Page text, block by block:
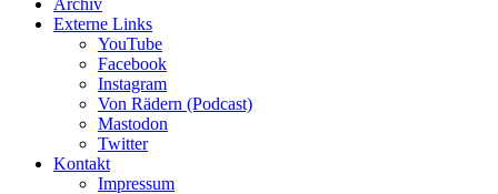
Externe Links
YouTube
Facebook
Instagram
Von Rädern (Podcast)
Mastodon
Twitter
Kontakt
Impressum